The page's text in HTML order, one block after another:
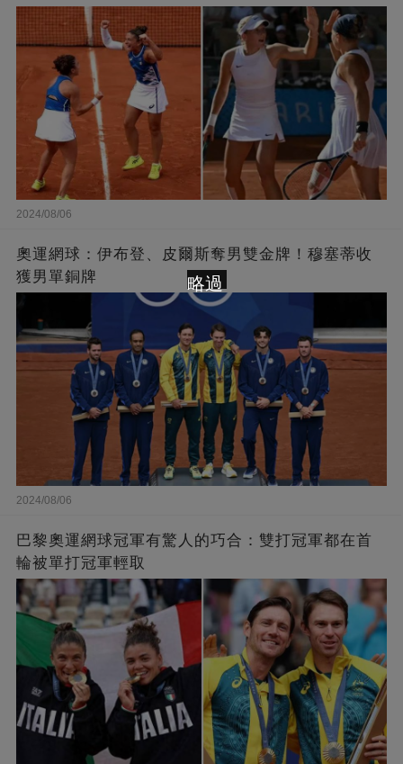
2024/08/06
奧運網球：伊布登、皮爾斯奪男雙金牌！穆塞蒂收
獲男單銅牌
2024/08/06
巴黎奧運網球冠軍有驚人的巧合：雙打冠軍都在首
輪被單打冠軍輕取
略過